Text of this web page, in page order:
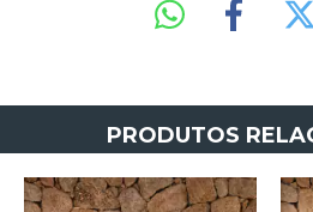
PRODUTOS